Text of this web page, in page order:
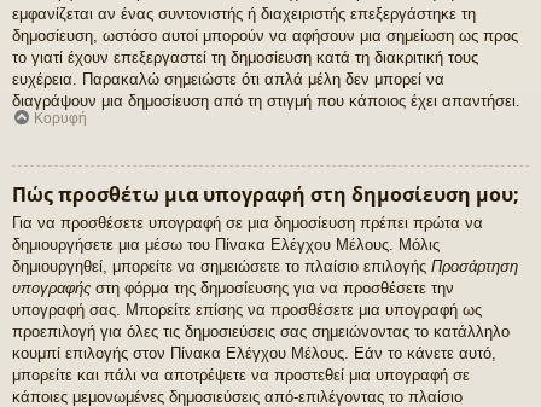
εμφανίζεται αν ένας συντονιστής ή διαχειριστής επεξεργάστηκε τη
δημοσίευση, ωστόσο αυτοί μπορούν να αφήσουν μια σημείωση ως προς
το γιατί έχουν επεξεργαστεί τη δημοσίευση κατά τη διακριτική τους
ευχέρεια. Παρακαλώ σημειώστε ότι απλά μέλη δεν μπορεί να
διαγράψουν μια δημοσίευση από τη στιγμή που κάποιος έχει απαντήσει.
Κορυφή
Πώς προσθέτω μια υπογραφή στη δημοσίευση μου;
Για να προσθέσετε υπογραφή σε μια δημοσίευση πρέπει πρώτα να
δημιουργήσετε μια μέσω του Πίνακα Ελέγχου Μέλους. Μόλις
δημιουργηθεί, μπορείτε να σημειώσετε το πλαίσιο επιλογής Προσάρτηση
υπογραφής στη φόρμα της δημοσίευσης για να προσθέσετε την
υπογραφή σας. Μπορείτε επίσης να προσθέσετε μια υπογραφή ως
προεπιλογή για όλες τις δημοσιεύσεις σας σημειώνοντας το κατάλληλο
κουμπί επιλογής στον Πίνακα Ελέγχου Μέλους. Εάν το κάνετε αυτό,
μπορείτε και πάλι να αποτρέψετε να προστεθεί μια υπογραφή σε
κάποιες μεμονωμένες δημοσιεύσεις από-επιλέγοντας το πλαίσιο